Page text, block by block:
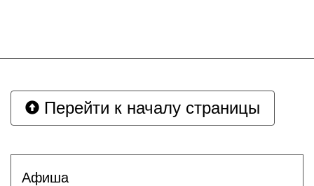
Перейти к началу страницы
Афиша